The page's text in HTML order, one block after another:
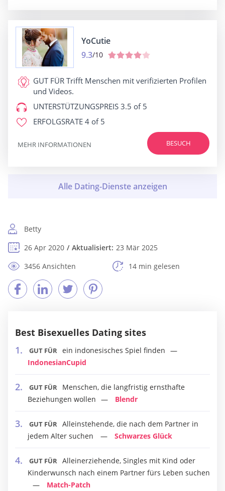
YoCutie
9.3/10
GUT FÜR Trifft Menschen mit verifizierten Profilen
und Videos.
UNTERSTÜTZUNGSPREIS 3.5 of 5
ERFOLGSRATE 4 of 5
BESUCH
MEHR INFORMATIONEN
Betty
26 Apr 2020
Aktualisiert: 23 Mär 2025
3456 Ansichten
14 min gelesen
Best Bisexuelles Dating sites
GUT FÜR ein indonesisches Spiel finden
IndonesianCupid
GUT FÜR
Menschen, die langfristig ernsthafte
Beziehungen wollen
Blendr
GUT FÜR Alleinstehende, die nach dem Partner in
jedem Alter suchen
Schwarzes Glück
GUT FÜR Alleinerziehende, Singles mit Kind oder
Kinderwunsch nach einem Partner fürs Leben suchen
Match-Patch